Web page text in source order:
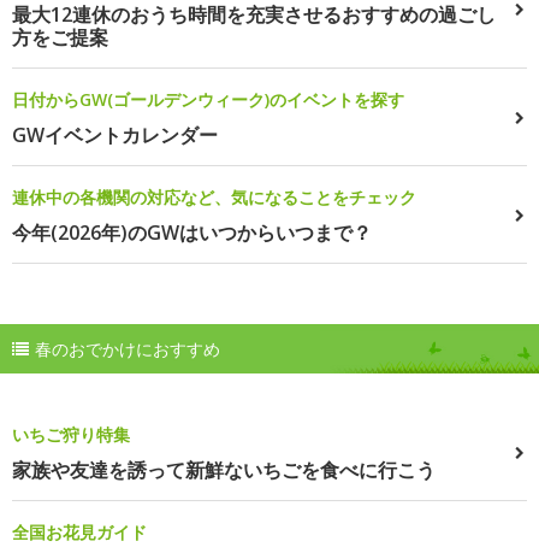
最大12連休のおうち時間を充実させるおすすめの過ごし
方をご提案
日付からGW(ゴールデンウィーク)のイベントを探す
GWイベントカレンダー
連休中の各機関の対応など、気になることをチェック
今年(2026年)のGWはいつからいつまで？
春のおでかけにおすすめ
いちご狩り特集
家族や友達を誘って新鮮ないちごを食べに行こう
全国お花見ガイド